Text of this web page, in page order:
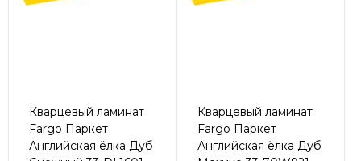
Кварцевый ламинат
Fargo Паркет
Английская ёлка Дуб
Кварцевый ламинат
Fargo Паркет
Английская ёлка Дуб